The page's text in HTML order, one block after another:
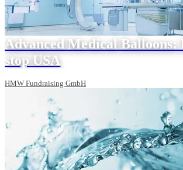
Advanced Medical Balloons:
stop USA
HMW Fundraising GmbH